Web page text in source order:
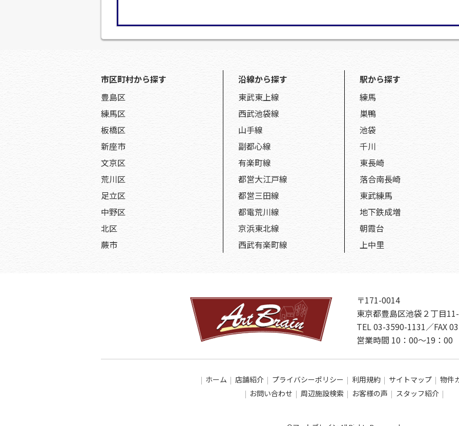
市区町村から探す
豊島区
練馬区
板橋区
新座市
文京区
荒川区
足立区
中野区
北区
蕨市
沿線から探す
東武東上線
西武池袋線
山手線
副都心線
有楽町線
都営大江戸線
都営三田線
都電荒川線
京浜東北線
西武有楽町線
駅から探す
練馬
巣鴨
池袋
千川
東長崎
落合南長崎
東武練馬
地下鉄成増
朝霞台
上中里
〒171-0014
東京都豊島区池袋２丁目
TEL 03-3590-1131／FAX
営業時間 10：00～19：
ホーム 店舗紹介 プライバシーポリシー 利用規約 サイトマップ
物件
お問い合わせ
周辺施設検索 お客様の声 スタッフ紹介